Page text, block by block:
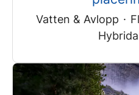
Vatten & Avlopp ·